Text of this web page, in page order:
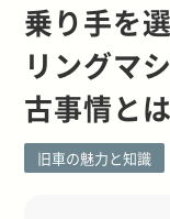
乗り手を
リングマ
古事情とは
旧車の魅力と知識